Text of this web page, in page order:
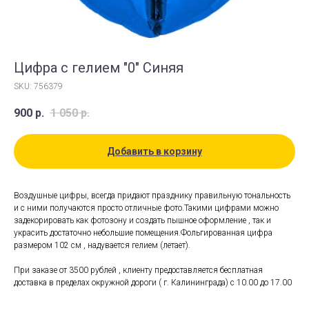
Цифра с гелием "0" Синяя
SKU: 756379
900 р. 1 050 р.
Добавить в корзину
Воздушные цифры, всегда придают празднику правильную тональность
и с ними получаются просто отличные фото.Такими цифрами можно
задекорировать как фотозону и создать пышное оформление , так и
украсить достаточно небольшие помещения.Фольгированная цифра
размером 102 см , надувается гелием (летает).
При заказе от 3500 рублей , клиенту предоставляется бесплатная
доставка в пределах окружной дороги ( г. Калининграда) с 10.00 до 17.00